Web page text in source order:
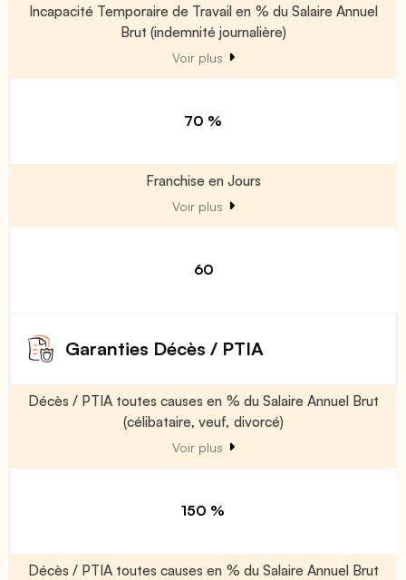
Incapacité Temporaire de Travail en % du Salaire Annuel
Brut (indemnité journalière)
Voir plus
70 %
Franchise en Jours
Voir plus
60
Garanties Décès / PTIA
Décès / PTIA toutes causes en % du Salaire Annuel Brut
(célibataire, veuf, divorcé)
Voir plus
150 %
Décès / PTIA toutes causes en % du Salaire Annuel Brut